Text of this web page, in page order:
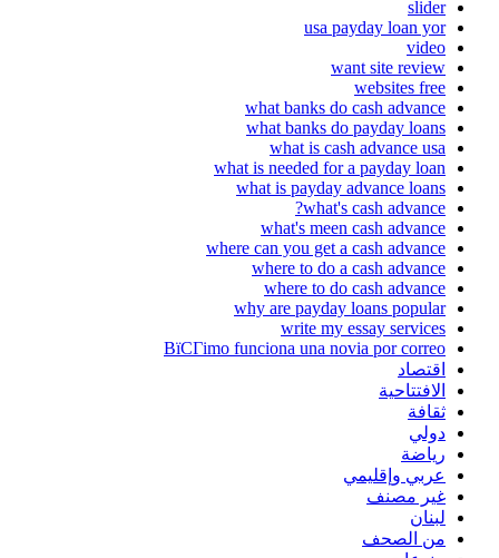
slider
usa payday loan yor
video
want site review
websites free
what banks do cash advance
what banks do payday loans
what is cash advance usa
what is needed for a payday loan
what is payday advance loans
what's cash advance?
what's meen cash advance
where can you get a cash advance
where to do a cash advance
where to do cash advance
why are payday loans popular
write my essay services
ВїCГіmo funciona una novia por correo
اقتصاد
الافتتاحية
ثقافة
دولي
رياضة
عربي وإقليمي
غير مصنف
لبنان
من الصحف